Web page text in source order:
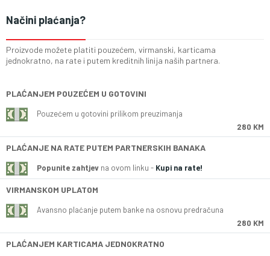
Načini plaćanja?
Proizvode možete platiti pouzećem, virmanski, karticama
jednokratno, na rate i putem kreditnih linija naših partnera.
PLAĆANJEM POUZEĆEM U GOTOVINI
Pouzećem u gotovini prilikom preuzimanja
280 KM
PLAĆANJE NA RATE PUTEM PARTNERSKIH BANAKA
Popunite zahtjev na ovom linku - Kupi na rate!
VIRMANSKOM UPLATOM
Avansno plaćanje putem banke na osnovu predračuna
280 KM
PLAĆANJEM KARTICAMA JEDNOKRATNO